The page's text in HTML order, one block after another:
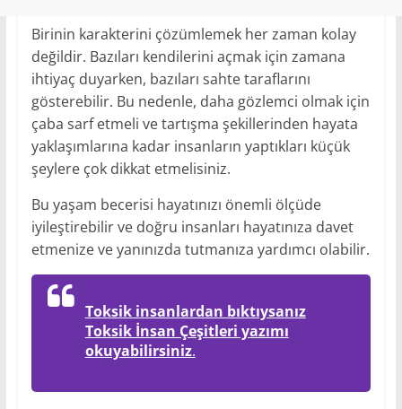
Birinin karakterini çözümlemek her zaman kolay
değildir. Bazıları kendilerini açmak için zamana
ihtiyaç duyarken, bazıları sahte taraflarını
gösterebilir. Bu nedenle, daha gözlemci olmak için
çaba sarf etmeli ve tartışma şekillerinden hayata
yaklaşımlarına kadar insanların yaptıkları küçük
şeylere çok dikkat etmelisiniz.
Bu yaşam becerisi hayatınızı önemli ölçüde
iyileştirebilir ve doğru insanları hayatınıza davet
etmenize ve yanınızda tutmanıza yardımcı olabilir.
Toksik insanlardan bıktıysanız
Toksik İnsan Çeşitleri yazımı
okuyabilirsiniz.